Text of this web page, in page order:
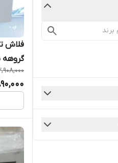
گروهه با